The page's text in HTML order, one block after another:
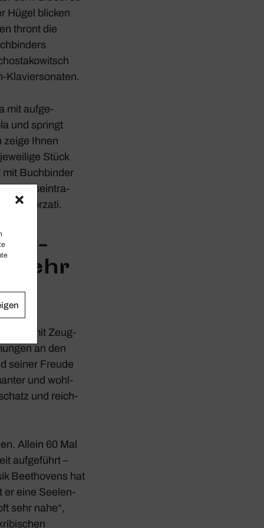
Hügel blicken
thront die
Klavier­so­naten.
mit aufge­
und springt
zeige Ihnen
Stück
mit Buch­binder
Verlags­ein­tra­
für Sforzati.
sehr
gefüllt mit Zeug­
an den
seiner Freude
und wohl­
und reich­
Allein 60 Mal
aufge­führt –
Beet­ho­vens hat
er eine Seelen­
sehr nahe“,